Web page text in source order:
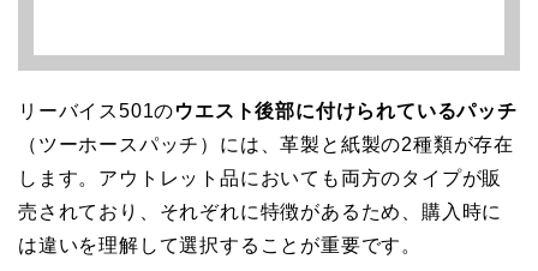
リーバイス501のウエスト後部に付けられているパッチ
（ツーホースパッチ）には、革製と紙製の2種類が存在
します。アウトレット品においても両方のタイプが販
売されており、それぞれに特徴があるため、購入時に
は違いを理解して選択することが重要です。